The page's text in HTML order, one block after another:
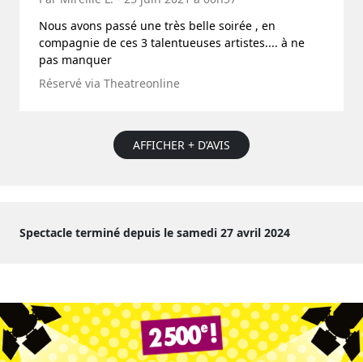
Nous avons passé une très belle soirée , en
compagnie de ces 3 talentueuses artistes.... à ne
pas manquer
Réservé via Theatreonline
AFFICHER + D’AVIS
Spectacle terminé depuis le samedi 27 avril 2024